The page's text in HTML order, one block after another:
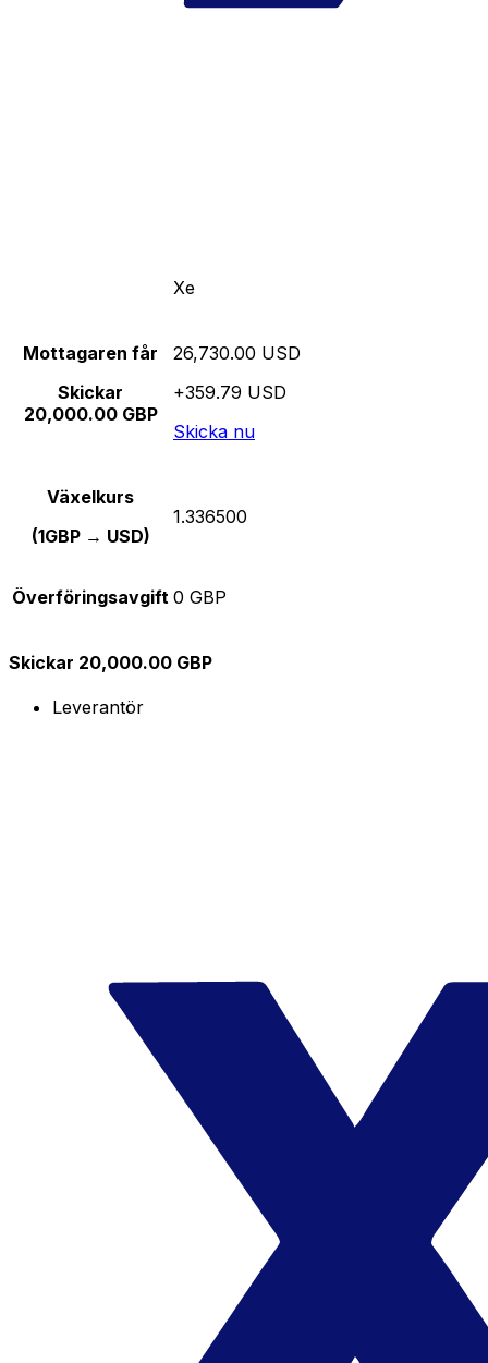
Xe
Mottagaren får
Skickar
20,000.00 GBP
26,730.00 USD
+359.79 USD
Skicka nu
Växelkurs
(1GBP → USD)
1.336500
Överföringsavgift 0 GBP
Skickar 20,000.00 GBP
Leverantör